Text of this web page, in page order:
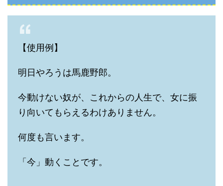
【使用例】
明日やろうは馬鹿野郎。
今動けない奴が、これからの人生で、女に振
り向いてもらえるわけありません。
何度も言います。
「今」動くことです。